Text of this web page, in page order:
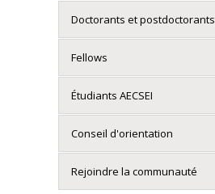
Doctorants et postdoctorants
Fellows
Étudiants AECSEI
Conseil d'orientation
Rejoindre la communauté